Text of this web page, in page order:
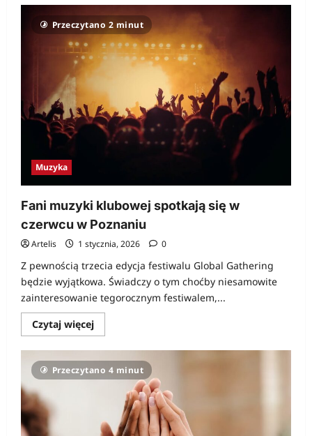
o
Delete,
czyli
jak
uprościć
sobie
życie
Przeczytano 2 minut
Muzyka
Fani muzyki klubowej spotkają się w
czerwcu w Poznaniu
Artelis 1 stycznia, 2026 0
Z pewnością trzecia edycja festiwalu Global Gathering
będzie wyjątkowa. Świadczy o tym choćby niesamowite
zainteresowanie tegorocznym festiwalem,...
Czytaj więcejDowiedz
się
o
Fani
muzyki
klubowej
spotkają
czerwcu
w
Przeczytano 4 minut